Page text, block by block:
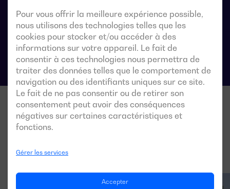
Pour vous offrir la meilleure expérience possible,
nous utilisons des technologies telles que les
cookies pour stocker et/ou accéder à des
informations sur votre appareil. Le fait de
consentir à ces technologies nous permettra de
traiter des données telles que le comportement de
navigation ou des identifiants uniques sur ce site.
Le fait de ne pas consentir ou de retirer son
consentement peut avoir des conséquences
négatives sur certaines caractéristiques et
fonctions.
Gérer les services
Accepter
Fiches techniques du commutateur de
transfert automatique